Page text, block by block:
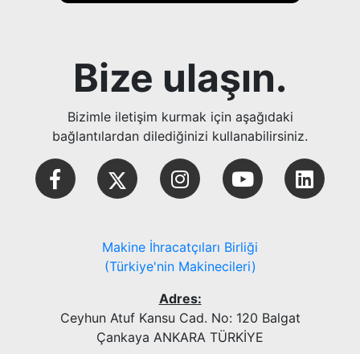
Bize ulaşın.
Bizimle iletişim kurmak için aşağıdaki
bağlantılardan dilediğinizi kullanabilirsiniz.
Makine İhracatçıları Birliği
(Türkiye'nin Makinecileri)
Adres:
Ceyhun Atuf Kansu Cad. No: 120 Balgat
Çankaya ANKARA TÜRKİYE